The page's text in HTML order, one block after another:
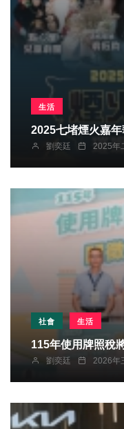
生活
2025七堵煙火嘉
劉奕廷 2025年
社會 生活
115年使用牌照稅
劉奕廷 2026年